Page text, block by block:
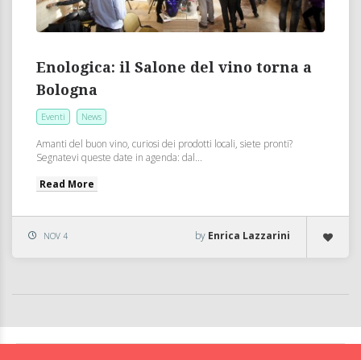
Enologica: il Salone del vino torna a
Bologna
Eventi News
Amanti del buon vino, curiosi dei prodotti locali, siete pronti?
Segnatevi queste date in agenda: dal...
Read More
NOV 4 by Enrica Lazzarini